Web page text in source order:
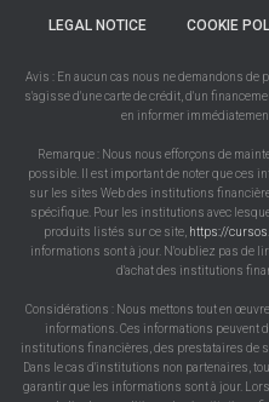
LEGAL NOTICE COOKIE
Avis : En aucun cas nous ne demandons de
s'agisse d'une carte de crédit, d'un
en informer
Remarque : Nous nous efforçons de
possible. Il est important de noter que ces
sur les sites Web des institutions
spécifique. Pour les institutions avec
produits listés sur ce site, https://
informations sont à jour. N'oubliez pas de
d'achat des institutions
Considérations : Nous mettons tout en
informations. Ces informations peuvent
institutions financières, des prestataires de
Dans le cas d'institutions non partenaires,
garantir que les informations sont à jour.